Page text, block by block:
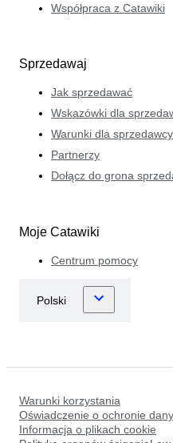
Współpraca z Catawiki
Sprzedawaj
Jak sprzedawać
Wskazówki dla
Warunki dla sprzedawcy
Partnerzy
Dołącz do grona
Moje Catawiki
Centrum pomocy
Warunki korzystania
Oświadczenie o ochronie
Informacja o plikach cookie